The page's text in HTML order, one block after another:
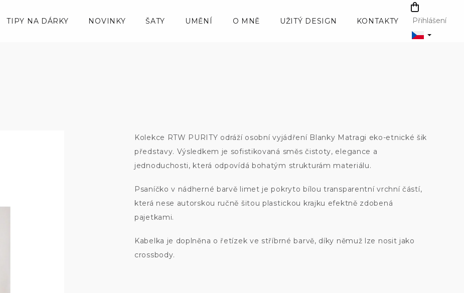
TIPY NA DÁRKY NOVINKY ŠATY UMĚNÍ O MNĚ UŽITÝ DESIGN KONTAKTY
NÁKUPNÍ
KOŠÍK
Přihlášení
Kolekce RTW PURITY odráží osobní vyjádření Blanky Matragi eko-etnické šik
představy. Výsledkem je sofistikovaná směs čistoty, elegance a
jednoduchosti, která odpovídá bohatým strukturám materiálu.
Psaníčko v nádherné barvě limet je pokryto bílou transparentní vrchní částí,
která nese autorskou ručně šitou plastickou krajku efektně zdobená
pajetkami.
Kabelka je doplněna o řetízek ve stříbrné barvě, díky němuž lze nosit jako
crossbody.